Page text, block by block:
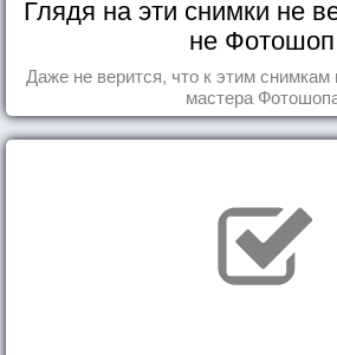
Глядя на эти снимки не
не
Даже не верится, что к этим снимкам
мастера